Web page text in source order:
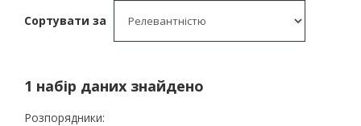
Сортувати за
1 набір даних знайдено
Розпорядники: